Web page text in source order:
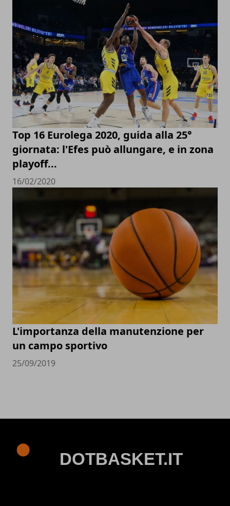
Top 16 Eurolega 2020, guida alla 25°
giornata: l'Efes può allungare, e in zona
playoff...
16/02/2020
L'importanza della manutenzione per
un campo sportivo
25/09/2019